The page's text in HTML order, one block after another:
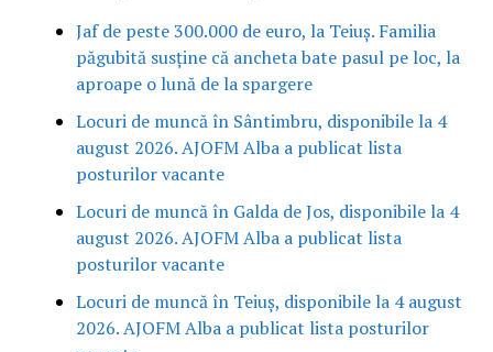
Jaf de peste 300.000 de euro, la Teiuș. Familia
păgubită susține că ancheta bate pasul pe loc, la
aproape o lună de la spargere
Locuri de muncă în Sântimbru, disponibile la 4
august 2026. AJOFM Alba a publicat lista
posturilor vacante
Locuri de muncă în Galda de Jos, disponibile la 4
august 2026. AJOFM Alba a publicat lista
posturilor vacante
Locuri de muncă în Teiuș, disponibile la 4 august
2026. AJOFM Alba a publicat lista posturilor